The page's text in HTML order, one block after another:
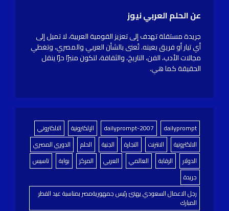
عن الحلم العربي نيوز
جريدة مستقلة تهدف إلى تعزيز القومية العربية، لا تميل إلى
أي تيار أو فريق بعينه. تُعنى بالشأن العربي والمصري، وتغطي
مجالات الأدب، الفن، التاريخ، والثقافة، لتكون منبرًا حرًا ينقل
الحقيقة كما هي.
dailyprompt
dailyprompt-2007 الإلكترونية
الالكتروني
الالكترونية
الانترنت التجارة الجنية الحلم
الدوري المصري
الدولار
الرقابة العالمي العربي المركز بوابة
تاسيس
جريدة
رجل الاعمال السعودي يهنئ رئيس جمهوريةمصر بمناسبة عيد الفطر
المبارك